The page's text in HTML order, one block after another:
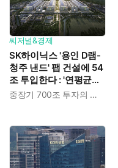
씨저널&경제
SK하이닉스 '용인 D램-
청주 낸드' 팹 건설에 54
조 투입한다 : '연평균
19% 성장' 메모리 수요중장기 700조 투자의 단계적 이행